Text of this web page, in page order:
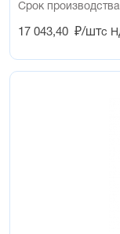
Срок
17 043,40 ₽/штс